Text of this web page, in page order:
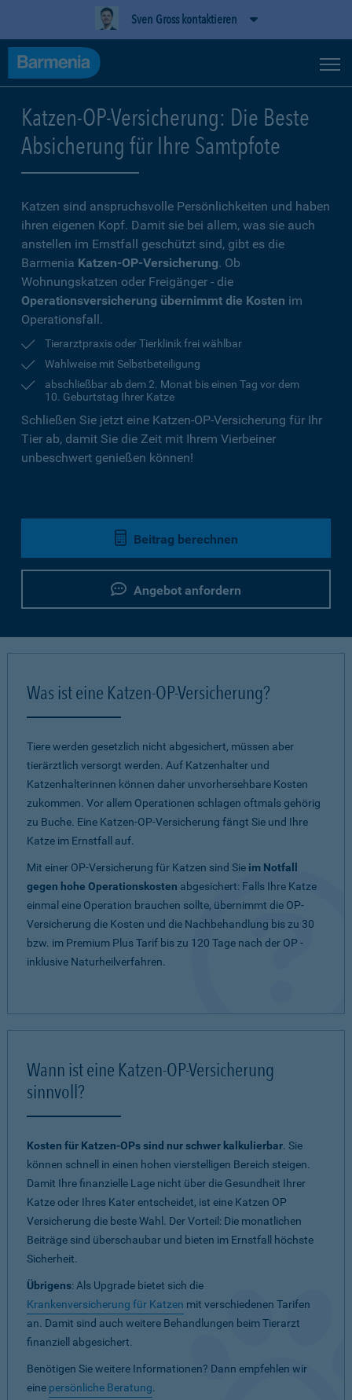
Sven Gross kontaktieren
Katzen-OP-Versicherung: Die Beste
Absicherung für Ihre Samtpfote
Katzen sind anspruchsvolle Persönlichkeiten und haben
ihren eigenen Kopf. Damit sie bei allem, was sie auch
anstellen im Ernstfall geschützt sind, gibt es die
Barmenia Katzen-OP-Versicherung. Ob
Wohnungskatzen oder Freigänger - die
Operationsversicherung übernimmt die Kosten im
Operationsfall.
Tierarztpraxis oder Tierklinik frei wählbar
Wahlweise mit Selbstbeteiligung
abschließbar ab dem 2. Monat bis einen Tag vor dem
10. Geburtstag Ihrer Katze
Schließen Sie jetzt eine Katzen-OP-Versicherung für Ihr
Tier ab, damit Sie die Zeit mit Ihrem Vierbeiner
unbeschwert genießen können!
Beitrag berechnen
Angebot anfordern
Was ist eine Katzen-OP-Versicherung?
Tiere werden gesetzlich nicht abgesichert, müssen aber
tierärztlich versorgt werden. Auf Katzenhalter und
Katzenhalterinnen können daher unvorhersehbare Kosten
zukommen. Vor allem Operationen schlagen oftmals gehörig
zu Buche. Eine Katzen-OP-Versicherung fängt Sie und Ihre
Katze im Ernstfall auf.
Mit einer OP-Versicherung für Katzen sind Sie im Notfall
gegen hohe Operationskosten abgesichert: Falls Ihre Katze
einmal eine Operation brauchen sollte, übernimmt die OP-
Versicherung die Kosten und die Nachbehandlung bis zu 30
bzw. im Premium Plus Tarif bis zu 120 Tage nach der OP -
inklusive Naturheilverfahren.
Wann ist eine Katzen-OP-Versicherung
sinnvoll?
Kosten für Katzen-OPs sind nur schwer kalkulierbar. Sie
können schnell in einen hohen vierstelligen Bereich steigen.
Damit Ihre finanzielle Lage nicht über die Gesundheit Ihrer
Katze oder Ihres Kater entscheidet, ist eine Katzen OP
Versicherung die beste Wahl. Der Vorteil: Die monatlichen
Beiträge sind überschaubar und bieten im Ernstfall höchste
Sicherheit.
Übrigens: Als Upgrade bietet sich die
Krankenversicherung für Katzen mit verschiedenen Tarifen
an. Damit sind auch weitere Behandlungen beim Tierarzt
finanziell abgesichert.
Benötigen Sie weitere Informationen? Dann empfehlen wir
eine persönliche Beratung.